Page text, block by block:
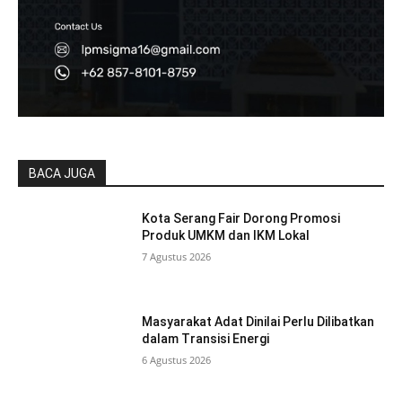
BACA JUGA
Kota Serang Fair Dorong Promosi
Produk UMKM dan IKM Lokal
7 Agustus 2026
Masyarakat Adat Dinilai Perlu Dilibatkan
dalam Transisi Energi
6 Agustus 2026